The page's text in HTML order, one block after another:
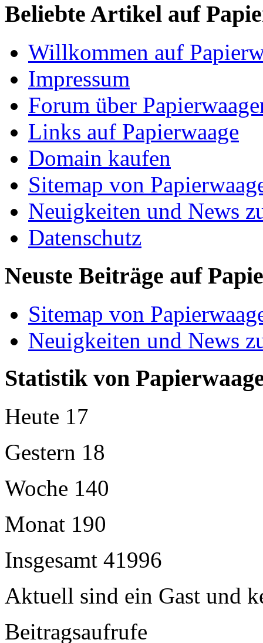
Beliebte Artikel auf
Willkommen auf
Impressum
Forum über
Links auf Papierwaage
Domain kaufen
Sitemap von
Neuigkeiten und News
Datenschutz
Neuste Beiträge auf
Sitemap von
Neuigkeiten und News
Statistik von
Heute 17
Gestern 18
Woche 140
Monat 190
Insgesamt 41996
Aktuell sind ein Gast und
Beitragsaufrufe